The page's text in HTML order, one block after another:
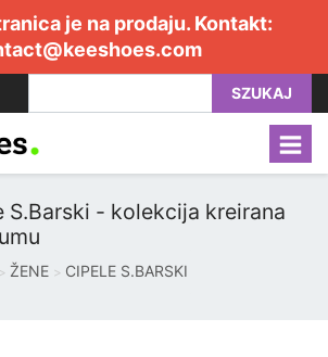
je na prodaju. Kontakt:
SZUKAJ
S.Barski - kolekcija kreirana
ŽENE CIPELE S.BARSKI